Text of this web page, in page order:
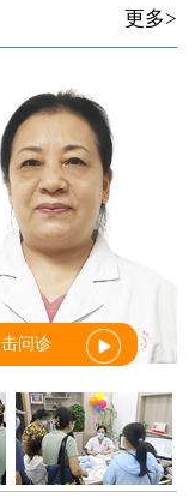
更多>
问诊